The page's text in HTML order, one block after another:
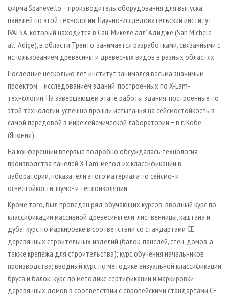
фирма Spanevello − производитель оборудования для выпуска
панелей по этой технологии. Научно-исследовательский институт
IVALSA, который находится в Сан-Микеле алл’ Адидже (San Michele
all’ Adige), в области Тренто, занимается разработками, связанными с
использованием древесины и древесных видов в разных областях.
Последние несколько лет институт занимался весьма значимым
проектом − исследованием зданий, построенных по X-Lam-
технологии. На завершающем этапе работы здания, построенные по
этой технологии, успешно прошли испытания на сейсмостойкость в
самой передовой в мире сейсмической лаборатории − в г. Кобе
(Япония).
На конференции впервые подробно обсуждалась технология
производства панелей X-Lam, метод их классификации в
лаборатории, показатели этого материала по сейсмо- и
огнестойкости, шумо- и теплоизоляции.
Кроме того, был проведен ряд обучающих курсов: вводный курс по
классификации массивной древесины ели, лиственницы, каштана и
дуба; курс по маркировке в соответствии со стандартами CE
деревянных строительных изделий (балок, панелей, стен, домов, а
также крепежа для строительства); курс обучения начальников
производства; вводный курс по методике визуальной классификации
бруса и балок; курс по методике сертификации и маркировки
деревянных домов в соответствии с европейскими стандартами CE